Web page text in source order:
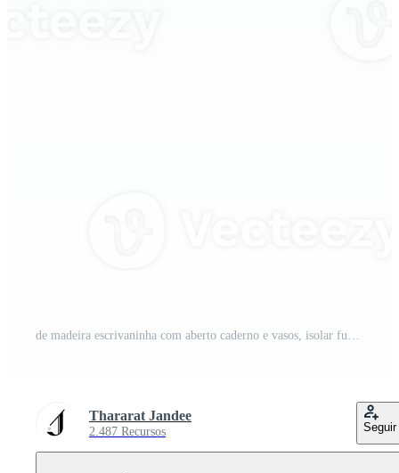
de madeira escrivaninha com aberto caderno e vasos, isolar fundo PNG Pro
Thararat Jandee
2.487 Recursos Seguir